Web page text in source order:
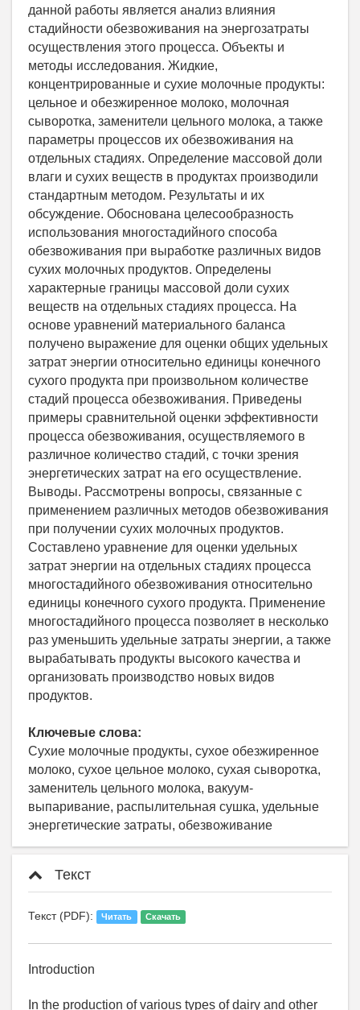
данной работы является анализ влияния
стадийности обезвоживания на энергозатраты
осуществления этого процесса. Объекты и
методы исследования. Жидкие,
концентрированные и сухие молочные продукты:
цельное и обезжиренное молоко, молочная
сыворотка, заменители цельного молока, а также
параметры процессов их обезвоживания на
отдельных стадиях. Определение массовой доли
влаги и сухих веществ в продуктах производили
стандартным методом. Результаты и их
обсуждение. Обоснована целесообразность
использования многостадийного способа
обезвоживания при выработке различных видов
сухих молочных продуктов. Определены
характерные границы массовой доли сухих
веществ на отдельных стадиях процесса. На
основе уравнений материального баланса
получено выражение для оценки общих удельных
затрат энергии относительно единицы конечного
сухого продукта при произвольном количестве
стадий процесса обезвоживания. Приведены
примеры сравнительной оценки эффективности
процесса обезвоживания, осуществляемого в
различное количество стадий, с точки зрения
энергетических затрат на его осуществление.
Выводы. Рассмотрены вопросы, связанные с
применением различных методов обезвоживания
при получении сухих молочных продуктов.
Составлено уравнение для оценки удельных
затрат энергии на отдельных стадиях процесса
многостадийного обезвоживания относительно
единицы конечного сухого продукта. Применение
многостадийного процесса позволяет в несколько
раз уменьшить удельные затраты энергии, а также
вырабатывать продукты высокого качества и
организовать производство новых видов
продуктов.
Ключевые слова:
Сухие молочные продукты, сухое обезжиренное
молоко, сухое цельное молоко, сухая сыворотка,
заменитель цельного молока, вакуум-
выпаривание, распылительная сушка, удельные
энергетические затраты, обезвоживание
Текст
Текст (PDF): Читать Скачать
Introduction
In the production of various types of dairy and other